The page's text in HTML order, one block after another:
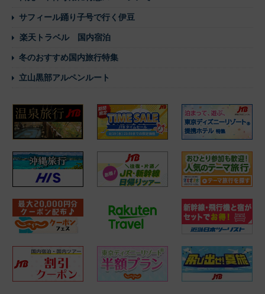
サフィール踊り子号で行く伊豆
楽天トラベル 国内宿泊
冬のおすすめ国内旅行特集
立山黒部アルペンルート